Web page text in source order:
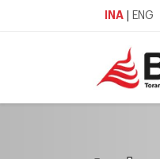
INA ENG